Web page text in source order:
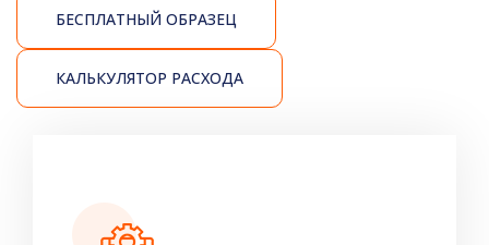
БЕСПЛАТНЫЙ ОБРАЗЕЦ
КАЛЬКУЛЯТОР РАСХОДА